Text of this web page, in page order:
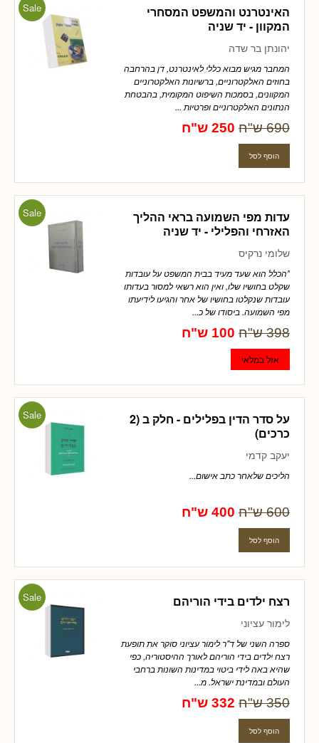
Sale
האינטרנט והמשפט המסחרי
המקוון - יד שניה
יהונתן בר שדה
המחבר מגיש מבוא כללי לאינטרנט, דן בהרחבה
בחוזים האלקטרוניים, ברשיונות האלקטרוניים
המקוונים, בסמכות השיפוט המקומית, בהבטחת
הנתונים האלקטרוניים ופרטיות ...
690 ש"ח 250 ש"ח
Sale
עדות מפי השמועה בראי ההליך
האזרחי והפלילי - יד שניה
שלומי נרקיס
"הכלל הוא שעד מעיד בבית המשפט על עובדות
שקלט בחושיו שלו, ואין הוא רשאי למסור בעדותו
עובדות שנקלטו בחושיו של אחר והגיעו לידיעתו
מפי השמועה. ביסודו של כ...
398 ש"ח 100 ש"ח
Sale
על סדר הדין בפלילים - חלק ב (2
כרכים)
יעקב קדמי
הליכים שלאחר כתב אישום...
600 ש"ח 400 ש"ח
Sale רצח ילדים בידי הוריהם
לימור עציוני
ספרה השני של ד"ר לימור עציוני סוקר את תופעת
רצח ילדים בידי הוריהם לאורך ההיסטוריה, כפי
שהיא באה לידי ביטוי במדינות השונות ברחבי
העולם ובמדינת ישראל. מ...
350 ש"ח 332 ש"ח